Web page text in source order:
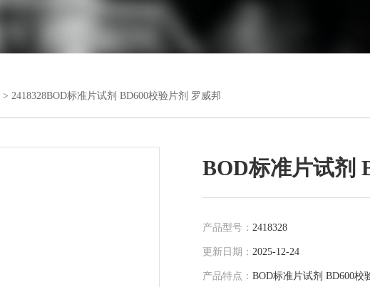
> 2418328BOD标准片试剂 BD600校验片剂 罗威邦
BOD标准片试剂
产品型号： 2418328
更新日期： 2025-12-24
产品特点： BOD标准片试剂 BD600校